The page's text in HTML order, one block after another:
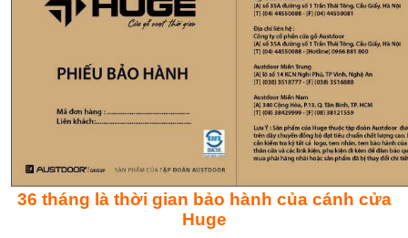
36 tháng là thời gian bảo hành của cánh cửa
Huge